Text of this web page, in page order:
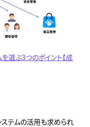
選ぶ3つのポイント【成
ステムの活用も求められ